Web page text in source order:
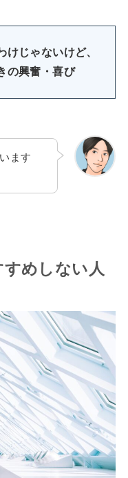
じゃないけど、
の興奮・喜び
ます
めしない人